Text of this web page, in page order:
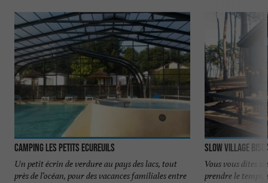
Camping les Petits Ecureuils
Un petit écrin de verdure au pays des lacs, tout
près de l’océan, pour des vacances familiales entre
Slow Village
Vous vous dites
prendre le temps,